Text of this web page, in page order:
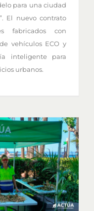
para una ciudad
El nuevo contrato
fabricados con
vehículos ECO y
inteligente para
urbanos.